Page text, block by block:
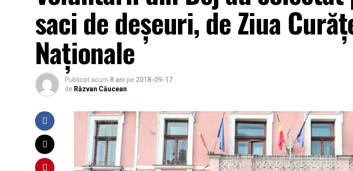
saci de deșeuri, de Ziua
Naţionale
Publicat acum 8 ani pe 2018-09-17
de Răzvan Căucean